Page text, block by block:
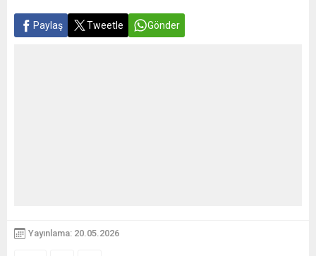
Paylaş Tweetle Gönder
Yayınlama: 20.05.2026